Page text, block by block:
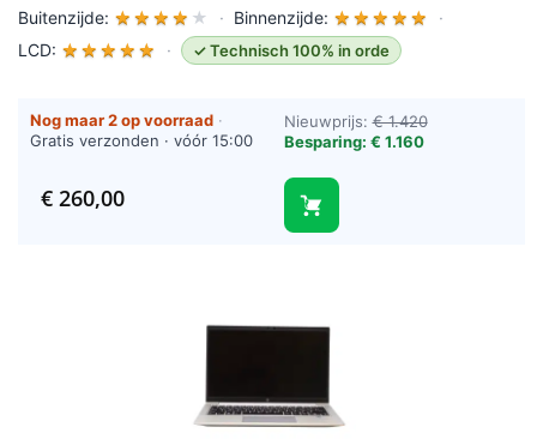
Buitenzijde: ★ ★ ★ ★ ★ · Binnenzijde: ★ ★ ★ ★ ★
·
LCD: ★ ★ ★ ★ ★ · ✓ Technisch 100% in orde
Nog maar 2 op voorraad ·
Gratis verzonden · vóór 15:00
Nieuwprijs:€ 1.420
Besparing: € 1.160
€260,00